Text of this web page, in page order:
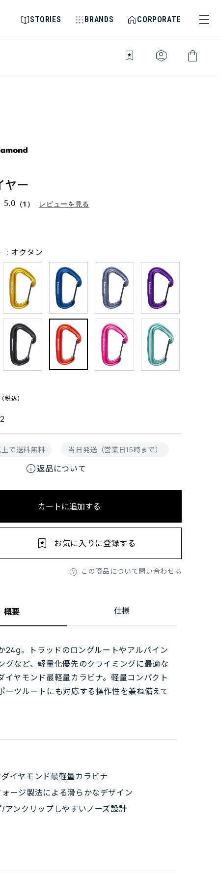
STORIES BRANDS CORPORATE
bookmark_star identity_platform shopping_bag
ヤー
5.0 （1） レビューを見る
： オクタン
で送料無料 当日発送（営業日15時まで）
info返品について
カートに追加する
この商品について問い合わせる
お気に入りに登録する
概要 仕様
24g。トラッドのロングルートやアルパイン
グなど、軽量化優先のクライミングに最適な
イヤモンド最軽量カラビナ。軽量コンパクト
ーツルートにも対応する操作性を兼ね備えて
ダイヤモンド最軽量カラビナ
ージ製法による滑らかなデザイン
/アンクリップしやすいノーズ設計